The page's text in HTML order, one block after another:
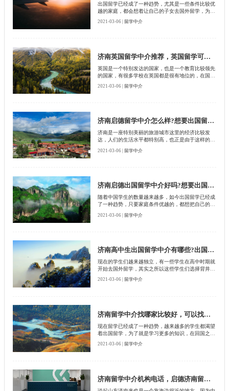
出国留学已经成了一种趋势，尤其是一些条件比较优
越的家庭，都会想着让自己的子女去国外留学，为的
就是增长很多阅历，学习更多的知识，在毕业之后能
找到自己喜欢的工作，不过想要出国留学并不是一件
2021-03-06 | 留学中介
济南英国留学中介推荐，英国留学可以选择中介吗?
英国是一个特别发达的国家，也是一个教育比较领先
的国家，有很多学校在英国都是很有地位的，在国际
上也是赫赫有名的，如果真的能进入这些名校，毕业
之后肯定能有着很好的就业前景，不管是留在英国发
何能申请到证件问题。
2021-03-06 | 留学中介
济南启德留学中介怎么样?想要出国留学怎么办?
济南是一座特别美丽的旅游城市这里的经济比较发
达，人们的生活水平都特别高，也正是由于这样的现
象，有很多家庭都会特别重视子女的教育问题，也会
选择让自己的子女去国外留学，不过对于一些普通的
校读书，那么想要去国外读书该怎么办呢?
2021-03-06 | 留学中介
济南启德出国留学中介好吗?想要出国留学怎么办?
随着中国学生的数量越来越多，如今出国留学已经成
了一种趋势，只要家庭条件优越的，都想把自己的子
女送到国外留学，为了就是让学生们增长很多阅历，
学习更多的知识，在回国之后有一个很好的发展，即
的出国留学，那么想要出国留学该怎么办呢?
2021-03-06 | 留学中介
济南高中生出国留学中介有哪些?出国留学怎么办?
现在的学生们越来越独立，有一些学生在高中时期就
开始去国外留学，其实之所以这些学生们选择背井离
乡去国外留学，主要就是顺其自然的可以升到一些名
牌的大学当中，其次就是回国之后有一个很好的发
者是没有准备妥当，那么也不会申请到中国留学的资
格。
2021-03-06 | 留学中介
济南留学中介找哪家比较好，可以找中介公司吗?
现在留学已经成了一种趋势，越来越多的学生都渴望
着出国留学，为了就是学习更多的知识，在回国之
后，不管在什么样的起事业单位当中都会得到录用，
也可以顺利的进入到这些企事业单位当中，不过出国
2021-03-06 | 留学中介
济南留学中介机构电话，启德济南留学中介机构的成功案例。